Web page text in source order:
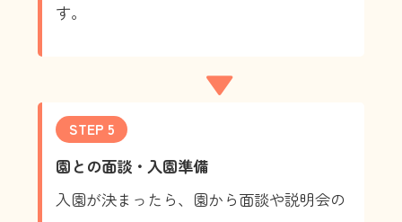
す。
▼
STEP 5
園との面談・入園準備
入園が決まったら、園から面談や説明会の